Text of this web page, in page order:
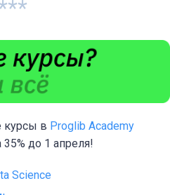
курсы в Proglib Academy
35% до 1 апреля!
Science